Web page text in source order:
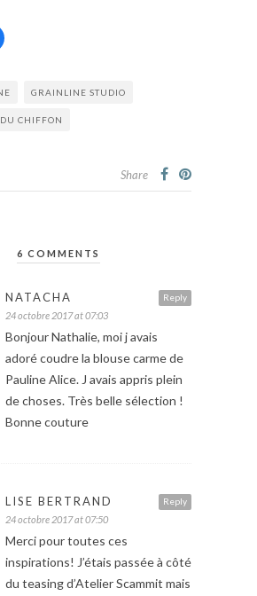
Cliquez
une
fenêtre)
GRAINLINE STUDIO
CHIFFON
Share
6 COMMENTS
Reply
NATACHA
24 octobre 2017 at 07:03
Bonjour Nathalie, moi j avais
adoré coudre la blouse carme de
Pauline Alice. J avais appris plein
de choses. Très belle sélection !
Bonne couture
Reply
LISE BERTRAND
24 octobre 2017 at 07:50
Merci pour toutes ces
inspirations! J’étais passée à côté
du teasing d’Atelier Scammit mais